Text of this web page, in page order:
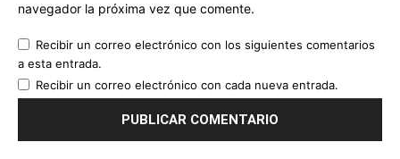
navegador la próxima vez que comente.
Recibir un correo electrónico con los siguientes comentarios
a esta entrada.
Recibir un correo electrónico con cada nueva entrada.